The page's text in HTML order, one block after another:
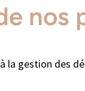
nos
gestion des